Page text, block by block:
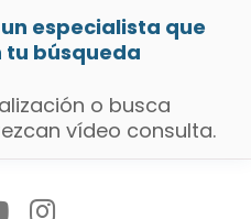
especialista que
tu búsqueda
o busca
vídeo consulta.